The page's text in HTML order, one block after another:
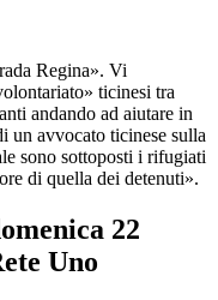
Regina». Vi
ticinesi tra
andando ad aiutare in
un avvocato ticinese sulla
sono sottoposti i rifugiati
di quella dei detenuti».
22
Uno